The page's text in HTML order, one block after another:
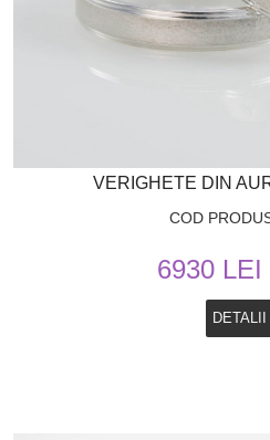
VERIGHETE DIN
COD
6930 LEI
DETALII